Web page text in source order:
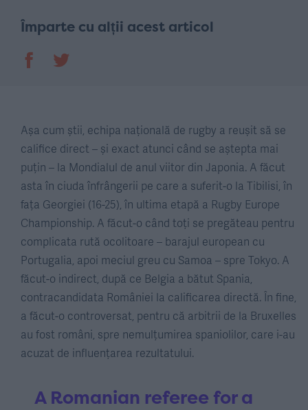
Împarte cu alții acest articol
Așa cum știi, echipa națională de rugby a reușit să se
califice direct – și exact atunci când se aștepta mai
puțin – la Mondialul de anul viitor din Japonia. A făcut
asta în ciuda înfrângerii pe care a suferit-o la Tibilisi, în
fața Georgiei (16-25), în ultima etapă a Rugby Europe
Championship. A făcut-o când toți se pregăteau pentru
complicata rută ocolitoare – barajul european cu
Portugalia, apoi meciul greu cu Samoa – spre Tokyo. A
făcut-o indirect, după ce Belgia a bătut Spania,
contracandidata României la calificarea directă. În fine,
a făcut-o controversat, pentru că arbitrii de la Bruxelles
au fost români, spre nemulțumirea spaniolilor, care i-au
acuzat de influențarea rezultatului.
A Romanian referee for a